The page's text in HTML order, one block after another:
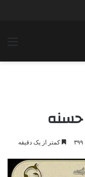
انتخاب ۱۴۰۰
۳۹۹ کمتر از یک دقیقه